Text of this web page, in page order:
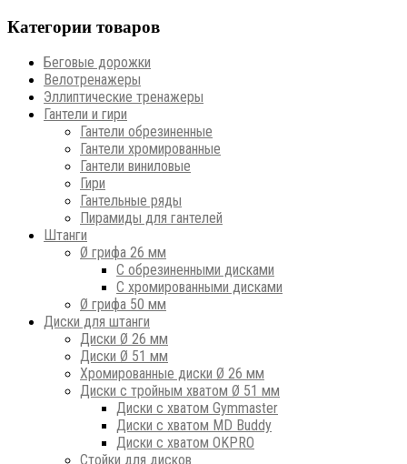
Категории товаров
Беговые дорожки
Велотренажеры
Эллиптические тренажеры
Гантели и гири
Гантели обрезиненные
Гантели хромированные
Гантели виниловые
Гири
Гантельные ряды
Пирамиды для гантелей
Штанги
Ø грифа 26 мм
С обрезиненными дисками
С хромированными дисками
Ø грифа 50 мм
Диски для штанги
Диски Ø 26 мм
Диски Ø 51 мм
Хромированные диски Ø 26 мм
Диски с тройным хватом Ø 51 мм
Диски с хватом Gymmaster
Диски с хватом MD Buddy
Диски с хватом OKPRO
Стойки для дисков